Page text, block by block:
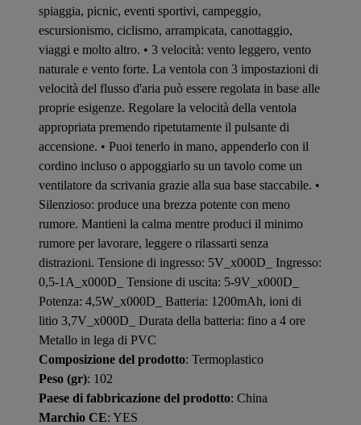
spiaggia, picnic, eventi sportivi, campeggio,
escursionismo, ciclismo, arrampicata, canottaggio,
viaggi e molto altro. • 3 velocità: vento leggero, vento
naturale e vento forte. La ventola con 3 impostazioni di
velocità del flusso d'aria può essere regolata in base alle
proprie esigenze. Regolare la velocità della ventola
appropriata premendo ripetutamente il pulsante di
accensione. • Puoi tenerlo in mano, appenderlo con il
cordino incluso o appoggiarlo su un tavolo come un
ventilatore da scrivania grazie alla sua base staccabile. •
Silenzioso: produce una brezza potente con meno
rumore. Mantieni la calma mentre produci il minimo
rumore per lavorare, leggere o rilassarti senza
distrazioni. Tensione di ingresso: 5V_x000D_ Ingresso:
0,5-1A_x000D_ Tensione di uscita: 5-9V_x000D_
Potenza: 4,5W_x000D_ Batteria: 1200mAh, ioni di
litio 3,7V_x000D_ Durata della batteria: fino a 4 ore
Metallo in lega di PVC
Composizione del prodotto: Termoplastico
Peso (gr): 102
Paese di fabbricazione del prodotto: China
Marchio CE: YES